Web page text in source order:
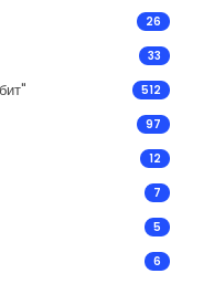
26
33
512
97
12
7
5
6